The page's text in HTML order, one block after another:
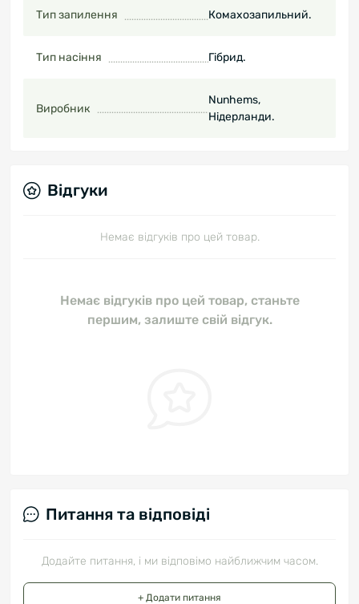
Тип запилення Комахозапильний.
Тип насіння Гібрид.
Виробник
Nunhems,
Нідерланди.
Відгуки
Немає відгуків про цей товар.
Немає відгуків про цей товар, станьте
першим, залиште свій відгук.
Питання та відповіді
Додайте питання, і ми відповімо найближчим часом.
+ Додати питання